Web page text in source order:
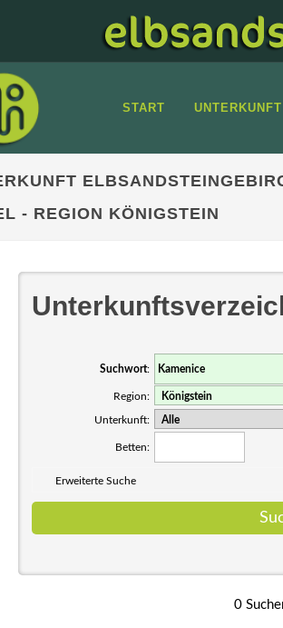
START UNTERKUNFT
- REGION KÖNIGSTEIN
Suchwort:
Region:
Unterkunft:
Betten:
Erweiterte Suche
0